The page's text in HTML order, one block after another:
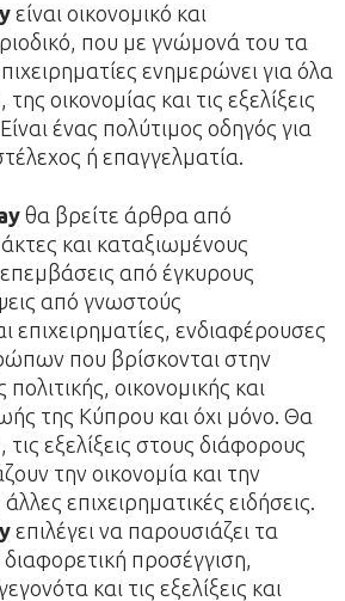
είναι οικονομικό και
που με γνώμονά του τα
ενημερώνει για όλα
οικονομίας και τις εξελίξεις
ένας πολύτιμος οδηγός για
ή επαγγελματία.
θα βρείτε άρθρα από
και καταξιωμένους
από έγκυρους
από γνωστούς
επιχειρηματίες, ενδιαφέρουσες
που βρίσκονται στην
οικονομικής και
της Κύπρου και όχι μόνο. Θα
εξελίξεις στους διάφορους
την οικονομία και την
επιχειρηματικές ειδήσεις.
επιλέγει να παρουσιάζει τα
προσέγγιση,
και τις εξελίξεις και